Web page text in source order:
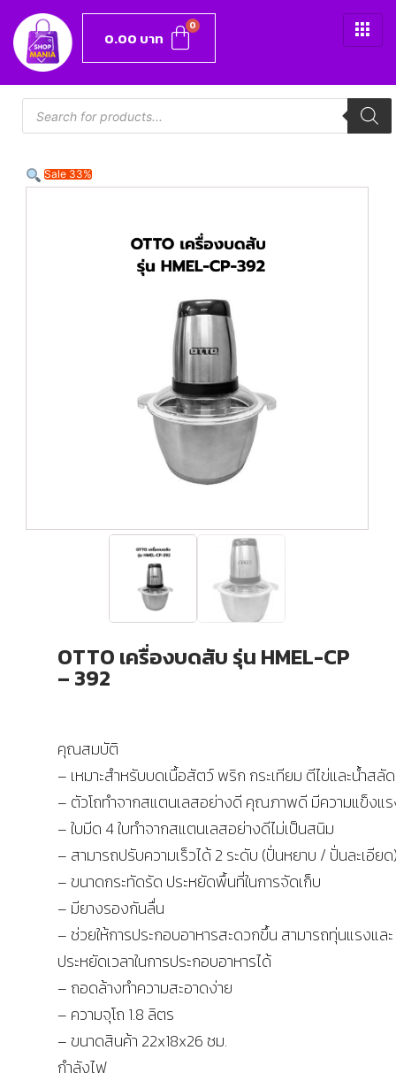
0.00 บาท
Sale 33%
OTTO เครื่องบดสับ รุ่น HMEL-CP
– 392
คุณสมบัติ
– เหมาะสำหรับบดเนื้อสัตว์ พริก กระเทียม ตีไข่และน้ำสลั
– ตัวโถทำจากสแตนเลสอย่างดี คุณภาพดี มีความแข็งแ
– ใบมีด 4 ใบทำจากสแตนเลสอย่างดีไม่เป็นสนิม
– สามารถปรับความเร็วได้ 2 ระดับ (ปั่นหยาบ / ปั่นละเอีย
– ขนาดกระทัดรัด ประหยัดพื้นที่ในการจัดเก็บ
– มียางรองกันลื่น
– ช่วยให้การประกอบอาหารสะดวกขึ้น สามารถทุ่นแรงและ
ประหยัดเวลาในการประกอบอาหารได้
– ถอดล้างทำความสะอาดง่าย
– ความจุโถ 1.8 ลิตร
– ขนาดสินค้า 22x18x26 ซม.
กำลังไฟ